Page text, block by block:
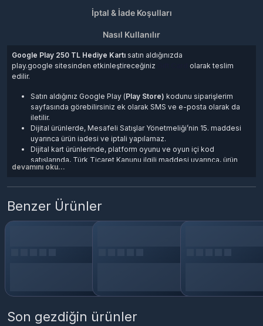
İptal & İade Koşulları
Nasıl Kullanılır
Google Play 250 TL Hediye Kartı satın aldığınızda
play.google sitesinden etkinleştireceğiniz
olarak teslim
edilir.
Satın aldığınız Google Play (Play Store) kodunu siparişlerim
sayfasında görebilirsiniz ek olarak SMS ve e-posta olarak da
iletilir.
Dijital ürünlerde, Mesafeli Satışlar Yönetmeliği’nin 15. maddesi
uyarınca ürün iadesi ve iptali yapılamaz.
Dijital kart ürünlerinde, platform oyunu ve oyun içi kod
satışlarında, Türk Ticaret Kanunu ilgili maddesi uyarınca, ürün
iadesi yoktur.
Satın aldığınız kod, esn, e-pin, cd-key, oyun ve oyun kartlarını
kullanabilmek için Google Play platformuna üye olmanız teslim
edilen ürün anahtarını aktif ederek Oyun/Hizmetleri cihazınıza
devamını oku...
Benzer Ürünler
Son gezdiğin ürünler